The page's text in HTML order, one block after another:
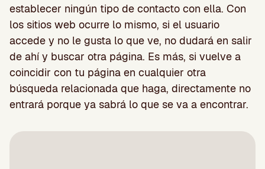
establecer ningún tipo de contacto con ella. Con
los sitios web ocurre lo mismo, si el usuario
accede y no le gusta lo que ve, no dudará en salir
de ahí y buscar otra página. Es más, si vuelve a
coincidir con tu página en cualquier otra
búsqueda relacionada que haga, directamente no
entrará porque ya sabrá lo que se va a encontrar.